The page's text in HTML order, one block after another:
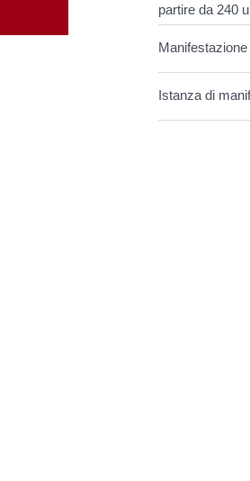
partire da 240
Istanza di